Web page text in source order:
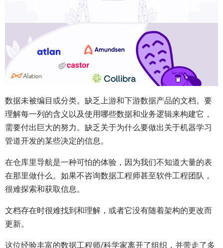
数据未被编目或分类。缺乏上游和下游数据产品的文档。要
理解每一列的含义以及使用哪些数据和业务逻辑来构建它，
需要付出巨大的努力。缺乏关于为什么要做出关于机器学习
管道开发的某些决定的信息。
在仓库里导航是一种可怕的体验，因为我们不知道大量的表
在那里做什么。如果不咨询数据工程师甚至软件工程团队，
很难探索和获取信息。
文档存在时很难找到和理解，或者它没有随着架构的更改而
更新。
这位经验丰富的数据工程师/科学家离开了组织，并带走了多